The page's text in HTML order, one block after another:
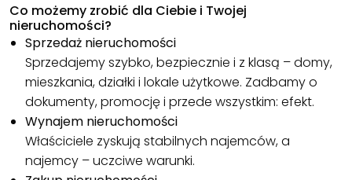
Co możemy zrobić dla Ciebie i Twojej
nieruchomości?
Sprzedaż nieruchomości
Sprzedajemy szybko, bezpiecznie i z klasą – domy,
mieszkania, działki i lokale użytkowe. Zadbamy o
dokumenty, promocję i przede wszystkim: efekt.
Wynajem nieruchomości
Właściciele zyskują stabilnych najemców, a
najemcy – uczciwe warunki.